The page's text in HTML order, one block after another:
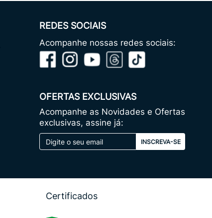
REDES SOCIAIS
Acompanhe nossas redes sociais:
OFERTAS EXCLUSIVAS
Acompanhe as Novidades e Ofertas
exclusivas, assine já:
INSCREVA-SE
Certificados